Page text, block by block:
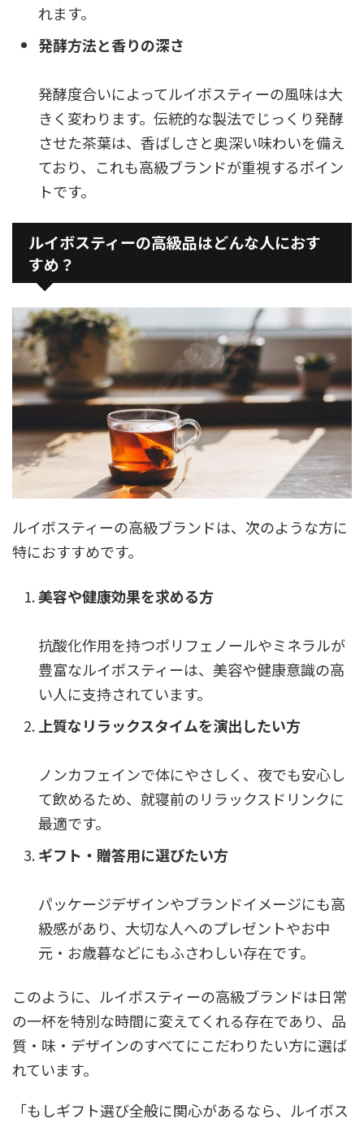
れます。
発酵方法と香りの深さ
発酵度合いによってルイボスティーの風味は大
きく変わります。伝統的な製法でじっくり発酵
させた茶葉は、香ばしさと奥深い味わいを備え
ており、これも高級ブランドが重視するポイン
トです。
ルイボスティーの高級品はどんな人におす
すめ？
ルイボスティーの高級ブランドは、次のような方に
特におすすめです。
美容や健康効果を求める方
抗酸化作用を持つポリフェノールやミネラルが
豊富なルイボスティーは、美容や健康意識の高
い人に支持されています。
上質なリラックスタイムを演出したい方
ノンカフェインで体にやさしく、夜でも安心し
て飲めるため、就寝前のリラックスドリンクに
最適です。
ギフト・贈答用に選びたい方
パッケージデザインやブランドイメージにも高
級感があり、大切な人へのプレゼントやお中
元・お歳暮などにもふさわしい存在です。
このように、ルイボスティーの高級ブランドは日常
の一杯を特別な時間に変えてくれる存在であり、品
質・味・デザインのすべてにこだわりたい方に選ば
れています。
「もしギフト選び全般に関心があるなら、ルイボス